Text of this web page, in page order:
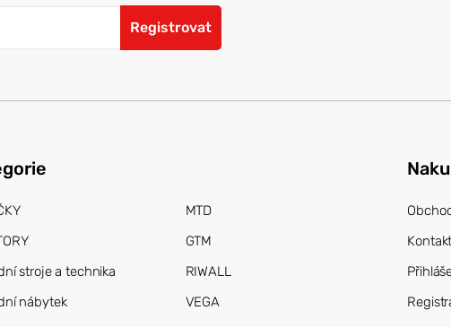
Registrovat
stroje a technika
nábytek
MTD
GTM
RIWALL
VEGA